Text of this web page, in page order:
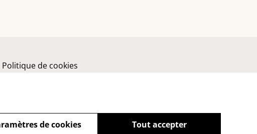
Politique de cookies
Tout accepter
de cookies